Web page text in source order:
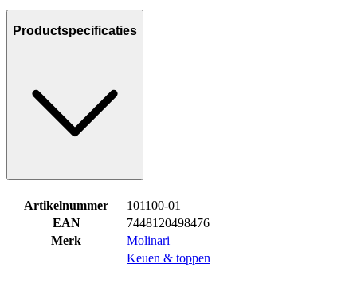
Productspecificaties
Artikelnummer
101100-01
EAN
7448120498476
Merk
Molinari
Keuen & toppen